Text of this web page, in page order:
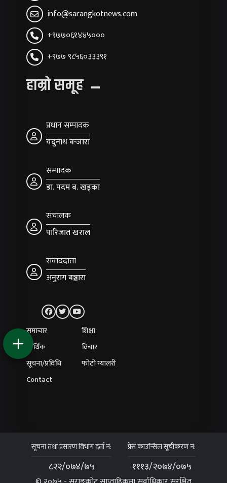
info@sarangkotnews.com
+९७७०६१४४५०००
+९७७ ९८५६०३३३९१
हाम्रो समूह
प्रधान सम्पादक
यदुनाथ बन्जारा
सम्पादक
डा. पदम ब. खड्का
संचालक
पारिजात खराल
संवाददाता
अनुराग बञ्जारा
समाचार
शिक्षा
आर्थिक
विचार
सूचना/प्रविधि
फोटो ग्यालरी
Contact
सूचना तथा प्रसारण विभाग दर्ता नं:
८२२/०७४/७५
प्रेस काउन्सिल सूचीकरण नं:
१११३/२०७४/०७५